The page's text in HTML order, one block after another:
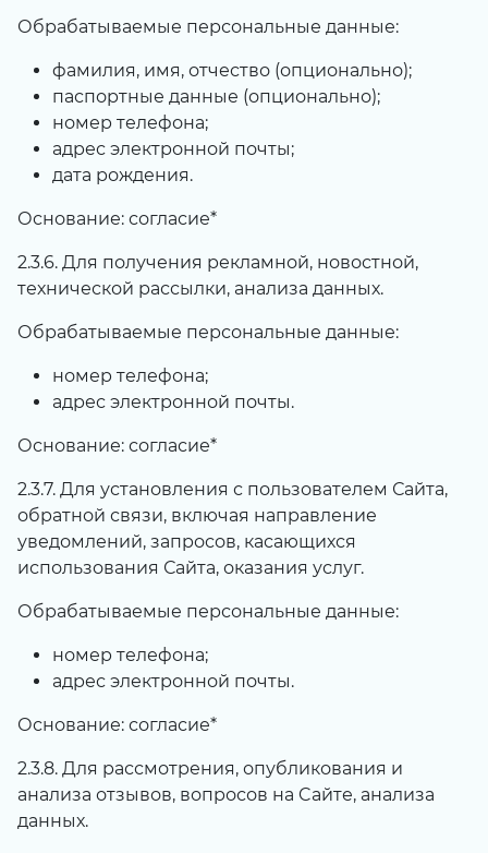
Обрабатываемые персональные данные:
фамилия, имя, отчество (опционально);
паспортные данные (опционально);
номер телефона;
адрес электронной почты;
дата рождения.
Основание: согласие*
2.3.6. Для получения рекламной, новостной,
технической рассылки, анализа данных.
Обрабатываемые персональные данные:
номер телефона;
адрес электронной почты.
Основание: согласие*
2.3.7. Для установления с пользователем Сайта,
обратной связи, включая направление
уведомлений, запросов, касающихся
использования Сайта, оказания услуг.
Обрабатываемые персональные данные:
номер телефона;
адрес электронной почты.
Основание: согласие*
2.3.8. Для рассмотрения, опубликования и
анализа отзывов, вопросов на Cайте, анализа
данных.